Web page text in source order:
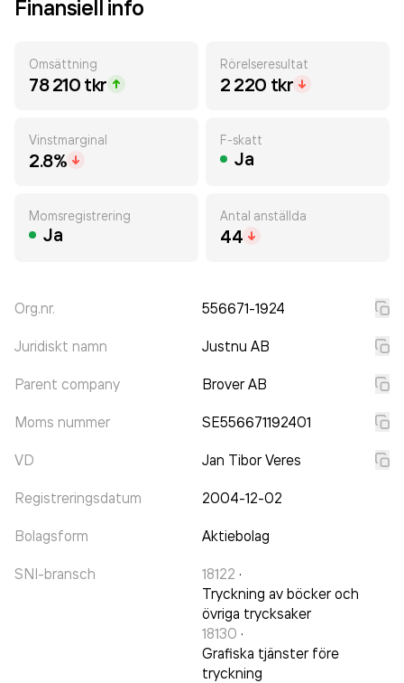
Finansiell info
Omsättning
78 210 tkr
Rörelseresultat
2 220 tkr
Vinstmarginal
2.8%
F-skatt
Ja
Momsregistrering
Ja
Antal anställda
44
Org.nr. 556671-1924
Juridiskt namn Justnu AB
Parent company Brover AB
Moms nummer SE556671192401
VD Jan Tibor Veres
Registreringsdatum 2004-12-02
Bolagsform Aktiebolag
SNI-bransch 18122 ·
Tryckning av böcker och
övriga trycksaker
18130 ·
Grafiska tjänster före
tryckning